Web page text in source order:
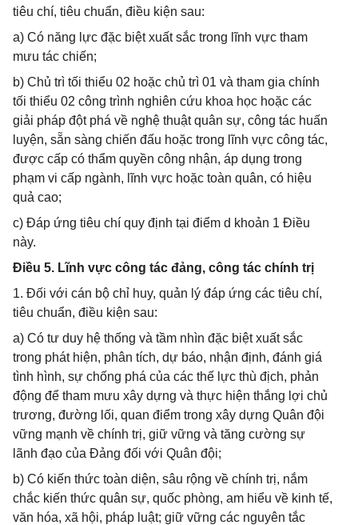
tiêu chí, tiêu chuẩn, điều kiện sau:
a) Có năng lực đặc biệt xuất sắc trong lĩnh vực tham
mưu tác chiến;
b) Chủ trì tối thiểu 02 hoặc chủ trì 01 và tham gia chính
tối thiểu 02 công trình nghiên cứu khoa học hoặc các
giải pháp đột phá về nghệ thuật quân sự, công tác huấn
luyện, sẵn sàng chiến đấu hoặc trong lĩnh vực công tác,
được cấp có thẩm quyền công nhận, áp dụng trong
phạm vi cấp ngành, lĩnh vực hoặc toàn quân, có hiệu
quả cao;
c) Đáp ứng tiêu chí quy định tại điểm d khoản 1 Điều
này.
Điều 5. Lĩnh vực công tác đảng, công tác chính trị
1. Đối với cán bộ chỉ huy, quản lý đáp ứng các tiêu chí,
tiêu chuẩn, điều kiện sau:
a) Có tư duy hệ thống và tầm nhìn đặc biệt xuất sắc
trong phát hiện, phân tích, dự báo, nhận định, đánh giá
tình hình, sự chống phá của các thế lực thù địch, phản
động để tham mưu xây dựng và thực hiện thắng lợi chủ
trương, đường lối, quan điểm trong xây dựng Quân đội
vững mạnh về chính trị, giữ vững và tăng cường sự
lãnh đạo của Đảng đối với Quân đội;
b) Có kiến thức toàn diện, sâu rộng về chính trị, nắm
chắc kiến thức quân sự, quốc phòng, am hiểu về kinh tế,
văn hóa, xã hội, pháp luật; giữ vững các nguyên tắc